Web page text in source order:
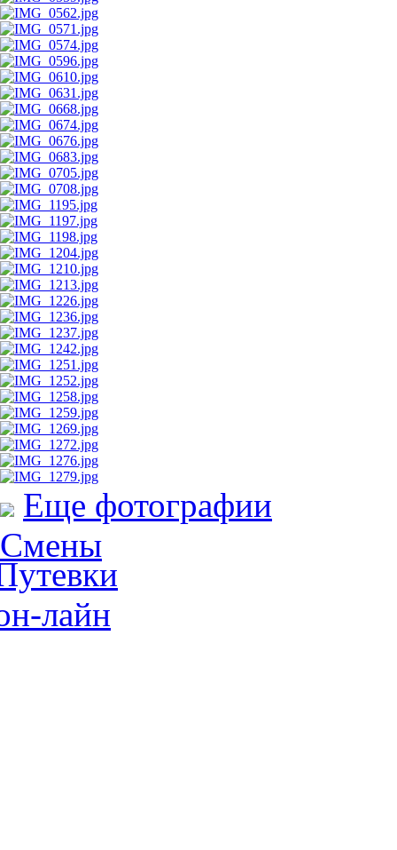
Еще фотографии
Смены
лайн